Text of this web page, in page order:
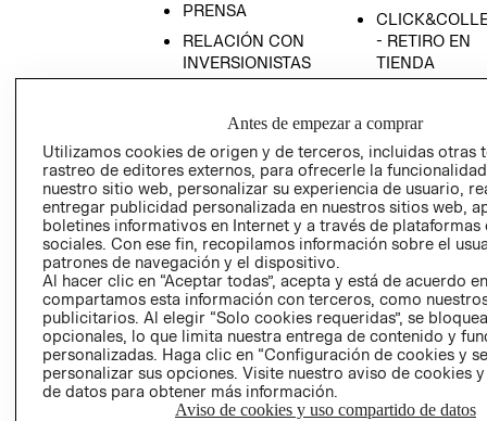
PRENSA
RELACIÓN CON
INVERSIONISTAS
EMPRESARIAL
- RETIRO EN
TIENDA
AVISO DE
PRIVACIDAD
GIFT CARD
AVISO DE
COOKIES
Uruguay ($U)
Antes de empezar a comprar
Utilizamos cookies de origen y de terceros, incluidas otras
rastreo de editores externos, para ofrecerle la
nuestro sitio web, personalizar su experiencia de usuario,
entregar publicidad personalizada en nuestros sitios web,
boletines informativos en Internet y a través de plataformas
sociales. Con ese fin, recopilamos información sobre el
patrones de navegación y el dispositivo.
Al hacer clic en “Aceptar todas”, acepta y está de acuerdo
compartamos esta información con terceros, como
publicitarios. Al elegir “Solo cookies requeridas”, se
opcionales, lo que limita nuestra entrega de contenido y
personalizadas. Haga clic en “Configuración de cookies y
personalizar sus opciones. Visite nuestro aviso de cookies
de datos para obtener más información.
Aviso de cookies y uso compartido de datos